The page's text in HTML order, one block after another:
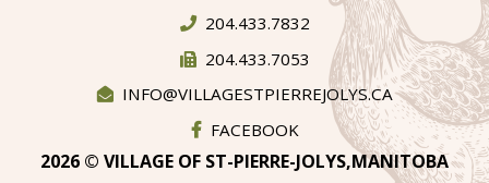
204.433.7832
204.433.7053
INFO@VILLAGESTPIERREJOLYS.CA
FACEBOOK
2026 © VILLAGE OF ST-PIERRE-JOLYS,MANITOBA